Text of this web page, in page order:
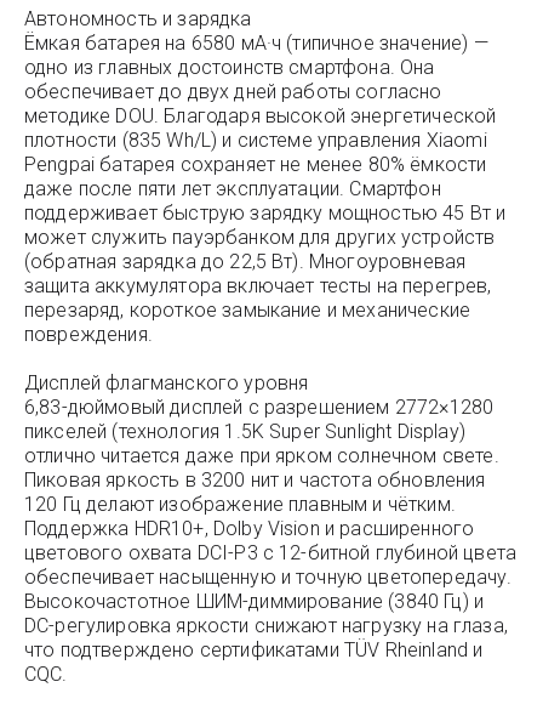
Автономность и зарядка
Ёмкая батарея на 6580 мА·ч (типичное значение) —
одно из главных достоинств смартфона. Она
обеспечивает до двух дней работы согласно
методике DOU. Благодаря высокой энергетической
плотности (835 Wh/L) и системе управления Xiaomi
Pengpai батарея сохраняет не менее 80% ёмкости
даже после пяти лет эксплуатации. Смартфон
поддерживает быструю зарядку мощностью 45 Вт и
может служить пауэрбанком для других устройств
(обратная зарядка до 22,5 Вт). Многоуровневая
защита аккумулятора включает тесты на перегрев,
перезаряд, короткое замыкание и механические
повреждения.
Дисплей флагманского уровня
6,83-дюймовый дисплей с разрешением 2772×1280
пикселей (технология 1.5K Super Sunlight Display)
отлично читается даже при ярком солнечном свете.
Пиковая яркость в 3200 нит и частота обновления
120 Гц делают изображение плавным и чётким.
Поддержка HDR10+, Dolby Vision и расширенного
цветового охвата DCI-P3 с 12-битной глубиной цвета
обеспечивает насыщенную и точную цветопередачу.
Высокочастотное ШИМ-диммирование (3840 Гц) и
DC-регулировка яркости снижают нагрузку на глаза,
что подтверждено сертификатами TÜV Rheinland и
CQC.